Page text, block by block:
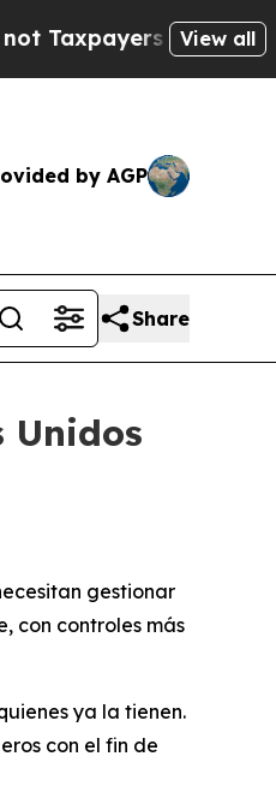
— the Chance toView all
by AGP
Share
Unidos
gestionar
con controles más
ya la tienen.
con el fin de